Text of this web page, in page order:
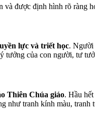
và được định hình rõ ràng
lực và triết học. Người
của con người, tư
Thiên Chúa giáo. Hầu
như tranh kính màu, tranh